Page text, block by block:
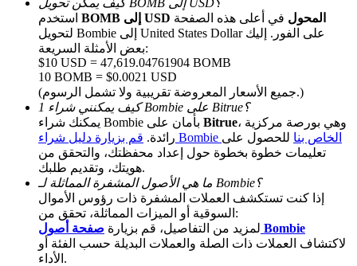
BTC Welcome Rewards
Deposit & Trade BTC to Share 25000 USDT prize pool!
BOMB إلى USD المحول في أعلى هذه الصفحة
لتحويل Bombie إلى United States Dollar على الفور. إليك
بعض الأمثلة السريعة:
$10 USD = 47,619.04761904 BOMB
10 BOMB = $0.0021 USD
(جميع الأسعار المعروضة تقريبية ولا تشمل الرسوم.)
كيف يمكنني شراء 1 Bombie على Bitrue؟
Bitrue، وهي بورصة مركزية
رائدة.
قم بزيارة دليل شراء Bombie الخاص بنا للحصول على
تعليمات خطوة بخطوة حول إعداد محفظتك، والتحقق من
هويتك، وتقديم طلبك.
ما هي الأصول المشفرة المماثلة لـ Bombie؟
إذا كنت تستكشف العملات المشفرة ذات رؤوس الأموال
السوقية أو الميزات المماثلة، تحقق من:
لمزيد من التفاصيل، قم بزيارة صفحة أصول Bombie
لاكتشاف العملات ذات الصلة والعملات البديلة حسب الفئة أو
الأداء.